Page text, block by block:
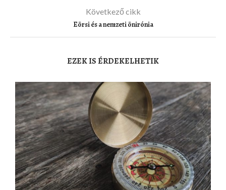
Következő cikk
Eörsi és a nemzeti önirónia
EZEK IS ÉRDEKELHETIK